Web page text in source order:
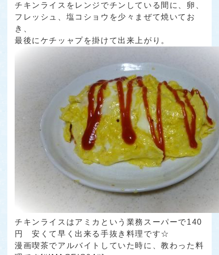
チキンライスをレンジでチンしている間に、卵、
フレッシュ、塩コショウを少々まぜて焼いてお
き、
最後にケチッャプを掛けて出来上がり。
チキンライスはアミカという業務スーパーで140
円 安くて早く出来る手抜き料理です☆
漫画喫茶でアルバイトしていた時に、教わった料